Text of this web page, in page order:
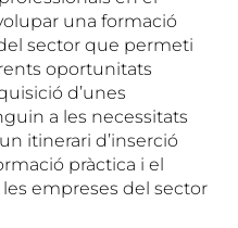
una formació
sector que permeti
oportunitats
d’unes
a les necessitats
itinerari d’inserció
pràctica i el
empreses del sector